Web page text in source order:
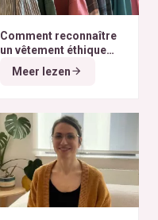
Comment reconnaître
un vêtement éthique
selon nos critères ?
Meer lezen